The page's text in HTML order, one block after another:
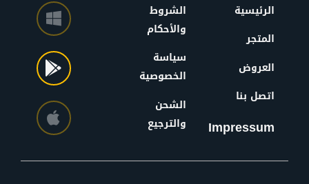
الرئيسية
المتجر
العروض
اتصل بنا
Impressum
الشروط
والأحكام
سياسة
الخصوصية
الشحن
والترجيع